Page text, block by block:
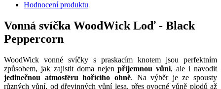
Hodnocení produktu
Vonná svíčka WoodWick Loď - Black
Peppercorn
WoodWick vonné svíčky s praskacím knotem jsou perfektním
způsobem, jak zajistit doma nejenpříjemnou vůni, ale i navodit
jedinečnou atmosféru hořícího ohně. Na výběr je ze spousty
různých vůní, od dřevinných vůní lesa, přes ovocné vůně plodů až